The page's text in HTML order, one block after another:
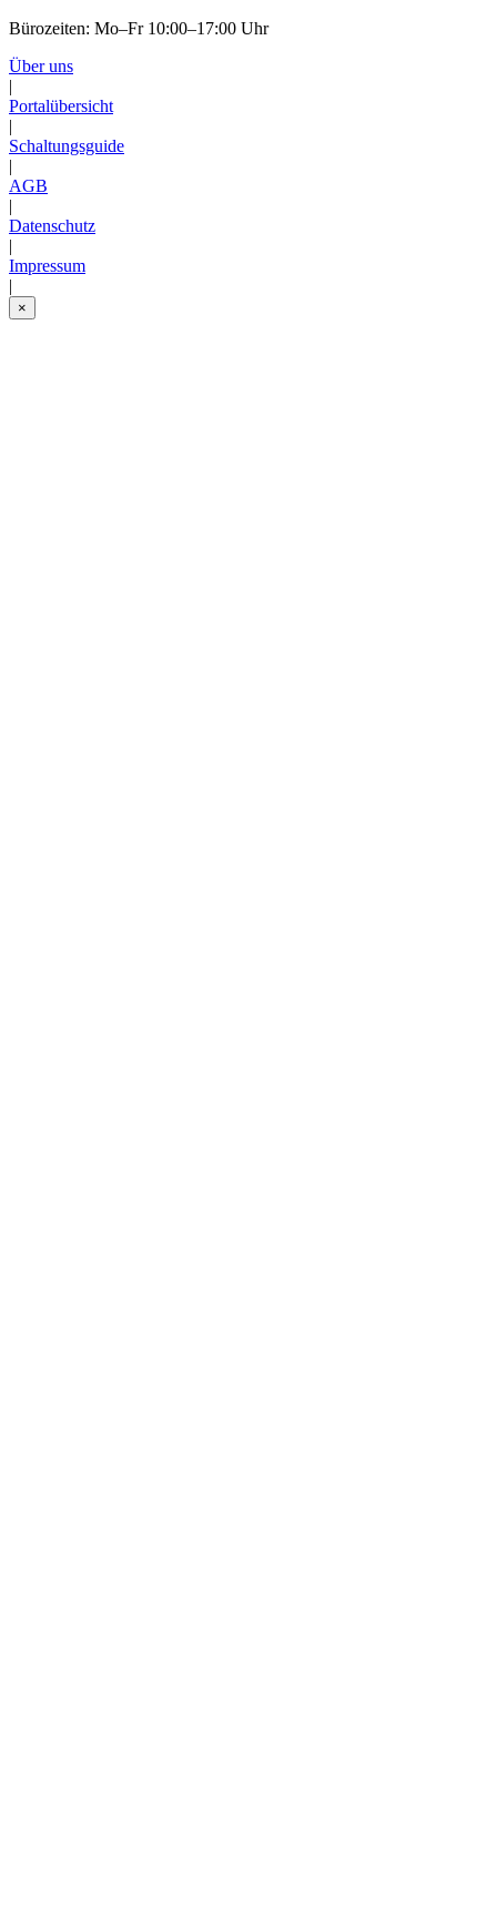
Bürozeiten: Mo–Fr 10:00–17:00 Uhr
Über uns
|
Portalübersicht
|
Schaltungsguide
|
AGB
|
Datenschutz
|
Impressum
|
×